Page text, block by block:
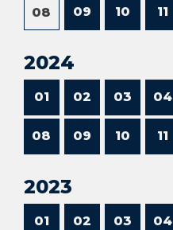
08 09 10 11
2024
01 02 03 04
08 09 10 11
2023
01 02 03 04